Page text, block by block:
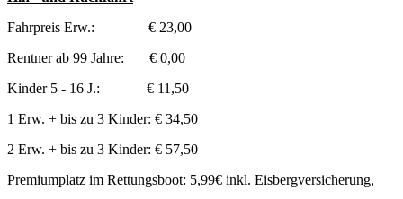
Fahrpreis Erw.: € 23,00
Rentner ab 99 Jahre: € 0,00
Kinder 5 - 16 J.: € 11,50
1 Erw. + bis zu 3 Kinder: € 34,50
2 Erw. + bis zu 3 Kinder: € 57,50
Premiumplatz im Rettungsboot: 5,99€ inkl. Eisbergversicherung,